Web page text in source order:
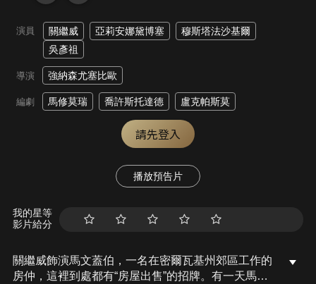
演員 關繼威 亞莉安娜黛博塞
穆斯塔法沙基爾
吳彥祖
導演 強納森尤塞比歐
編劇 馬修莫瑞 喬許斯托達德 盧克帕斯莫
請先登入
播放預告片
我的星等
影片給分
關繼威飾演馬文蓋伯，一名在密爾瓦基州郊區工作的
房仲，這裡到處都有“房屋出售”的招牌。有一天馬文